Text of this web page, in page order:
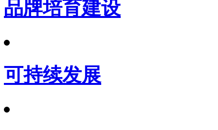
品牌培育建设
可持续发展